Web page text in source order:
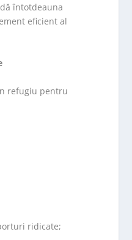
întotdeauna
eficient al
refugiu pentru
ridicate;